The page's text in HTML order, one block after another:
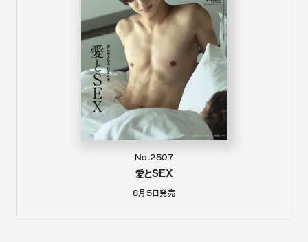
No.2507
愛とSEX
8月5日発売